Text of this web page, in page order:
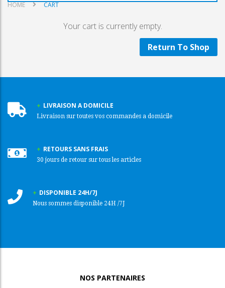
HOME CART
Your cart is currently empty.
Return To Shop
LIVRAISON A DOMICILE
Livraison sur toutes vos commandes a domicile
RETOURS SANS FRAIS
30 jours de retour sur tous les articles
DISPONIBLE 24H/7J
Nous sommes disponible 24H /7J
NOS PARTENAIRES